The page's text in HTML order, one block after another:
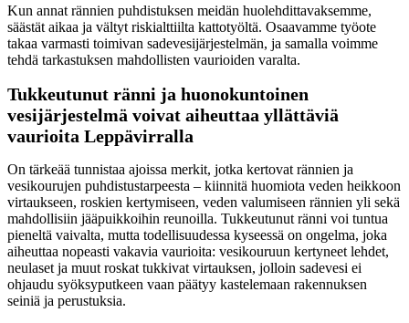
Kun annat rännien puhdistuksen meidän huolehdittavaksemme,
säästät aikaa ja vältyt riskialttiilta kattotyöltä. Osaavamme työote
takaa varmasti toimivan sadevesijärjestelmän, ja samalla voimme
tehdä tarkastuksen mahdollisten vaurioiden varalta.
Tukkeutunut ränni ja huonokuntoinen
vesijärjestelmä voivat aiheuttaa yllättäviä
vaurioita Leppävirralla
On tärkeää tunnistaa ajoissa merkit, jotka kertovat rännien ja
vesikourujen puhdistustarpeesta – kiinnitä huomiota veden heikkoon
virtaukseen, roskien kertymiseen, veden valumiseen rännien yli sekä
mahdollisiin jääpuikkoihin reunoilla. Tukkeutunut ränni voi tuntua
pieneltä vaivalta, mutta todellisuudessa kyseessä on ongelma, joka
aiheuttaa nopeasti vakavia vaurioita: vesikouruun kertyneet lehdet,
neulaset ja muut roskat tukkivat virtauksen, jolloin sadevesi ei
ohjaudu syöksyputkeen vaan päätyy kastelemaan rakennuksen
seiniä ja perustuksia.